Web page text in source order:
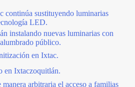
continúa sustituyendo luminarias
LED.
instalando nuevas luminarias con
público.
en Ixtac.
en Ixtaczoquitlán.
arbitraria el acceso a familias